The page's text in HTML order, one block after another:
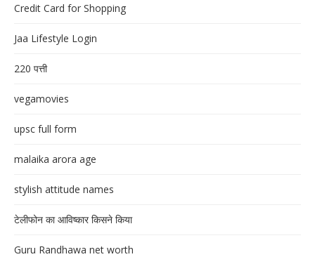
Credit Card for Shopping
Jaa Lifestyle Login
220 पत्ती
vegamovies
upsc full form
malaika arora age
stylish attitude names
टेलीफोन का आविष्कार किसने किया
Guru Randhawa net worth